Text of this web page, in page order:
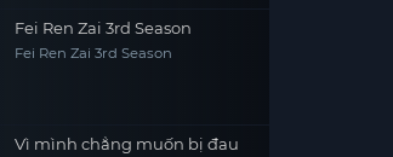
Fei Ren Zai 3rd Season
Fei Ren Zai 3rd Season
Vì mình chẳng muốn bị đau